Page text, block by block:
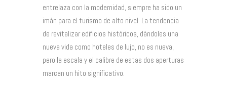
entrelaza con la modernidad, siempre ha sido un
imán para el turismo de alto nivel. La tendencia
de revitalizar edificios históricos, dándoles una
nueva vida como hoteles de lujo, no es nueva,
pero la escala y el calibre de estas dos aperturas
marcan un hito significativo.